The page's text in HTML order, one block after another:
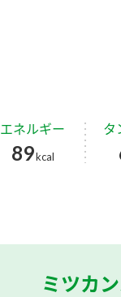
エネルギー
89kcal
タ
ミツカ